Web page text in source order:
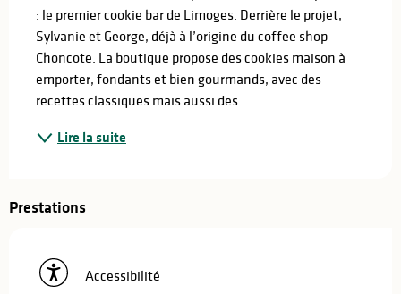
: le premier cookie bar de Limoges. Derrière le projet,
Sylvanie et George, déjà à l’origine du coffee shop
Choncote. La boutique propose des cookies maison à
emporter, fondants et bien gourmands, avec des
recettes classiques mais aussi des...
Lire la suite
Prestations
Accessibilité